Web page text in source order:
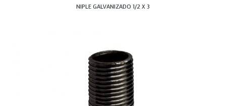
NIPLE GALVANIZADO 1/2 X 3